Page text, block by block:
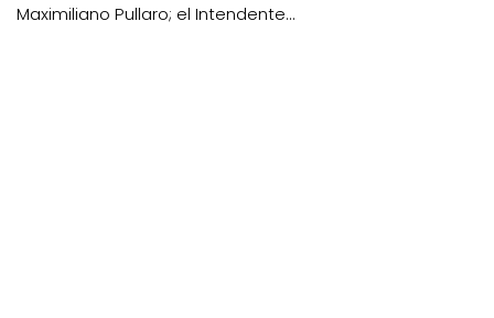
Maximiliano Pullaro; el Intendente...